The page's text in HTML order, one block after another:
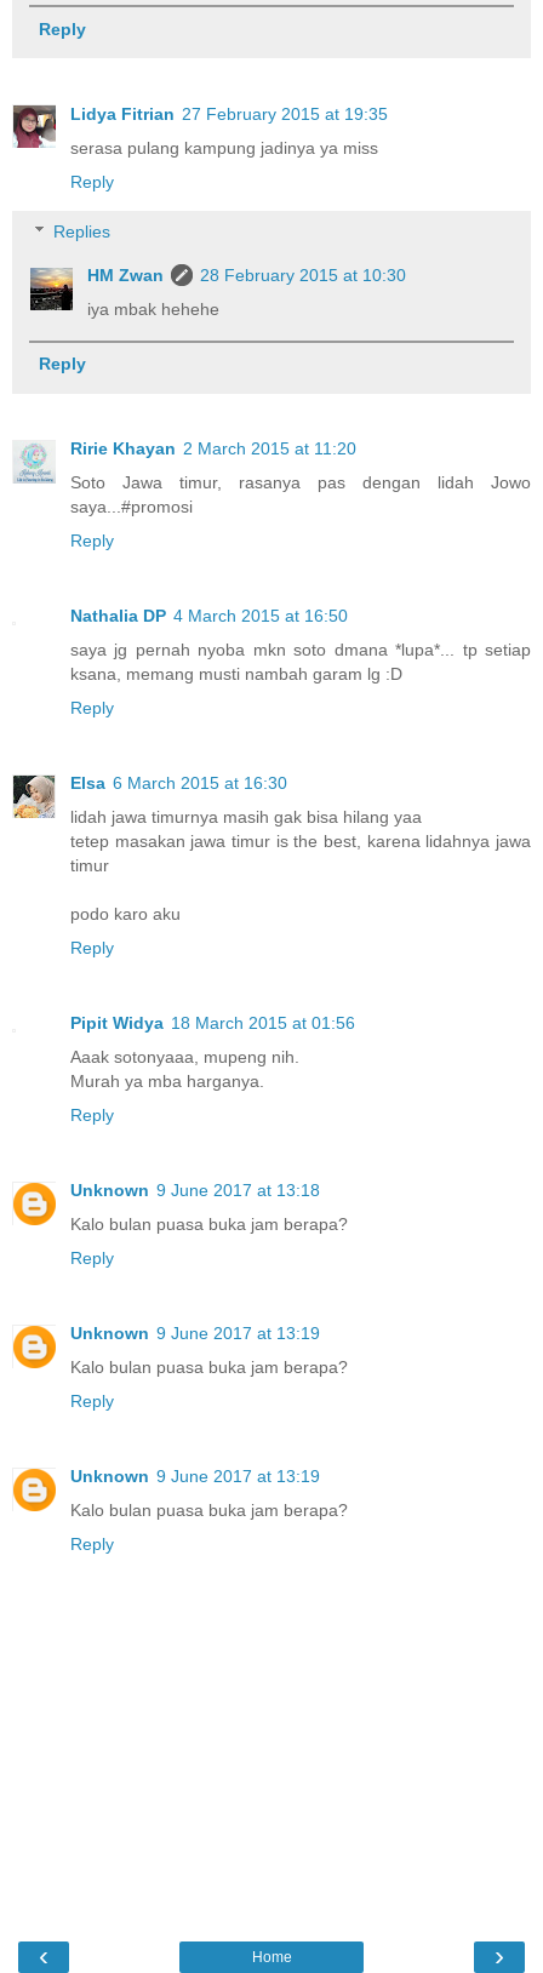
Reply
Lidya Fitrian 27 February 2015 at 19:35
serasa pulang kampung jadinya ya miss
Reply
Replies
HM Zwan
28 February 2015 at 10:30
iya mbak hehehe
Reply
Ririe Khayan 2 March 2015 at 11:20
Soto Jawa timur, rasanya pas dengan lidah Jowo
saya...#promosi
Reply
Nathalia DP 4 March 2015 at 16:50
saya jg pernah nyoba mkn soto dmana *lupa*... tp setiap
ksana, memang musti nambah garam lg :D
Reply
Elsa 6 March 2015 at 16:30
lidah jawa timurnya masih gak bisa hilang yaa
tetep masakan jawa timur is the best, karena lidahnya jawa
timur
podo karo aku
Reply
Pipit Widya 18 March 2015 at 01:56
Aaak sotonyaaa, mupeng nih.
Murah ya mba harganya.
Reply
Unknown 9 June 2017 at 13:18
Kalo bulan puasa buka jam berapa?
Reply
Unknown 9 June 2017 at 13:19
Kalo bulan puasa buka jam berapa?
Reply
Unknown 9 June 2017 at 13:19
Kalo bulan puasa buka jam berapa?
Reply
‹ ›
Home